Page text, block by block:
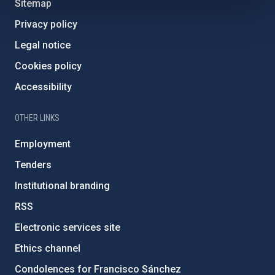
Sitemap
Privacy policy
Legal notice
Cookies policy
Accessibility
OTHER LINKS
Employment
Tenders
Institutional branding
RSS
Electronic services site
Ethics channel
Condolences for Francisco Sánchez